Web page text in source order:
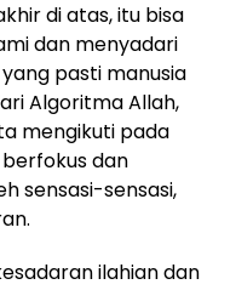
di atas, itu bisa
dan menyadari
pasti manusia
Algoritma Allah,
mengikuti pada
dan
sensasi-sensasi,
ilahian dan